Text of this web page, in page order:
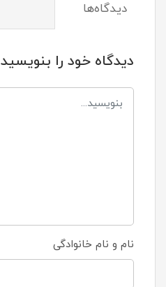
دیدگاه‌ها
دیدگاه خود را بنویسید
نام و نام خانوادگی